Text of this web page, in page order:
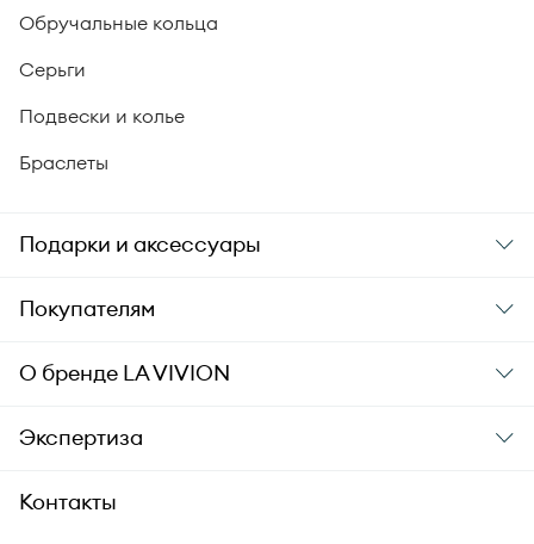
Обручальные кольца
Серьги
Подвески и колье
Браслеты
Подарки и аксессуары
Подарки
Уход за украшениями
Аксессуары
Покупателям
Заказ и оплата
Гарантия подлинности
Комплект документов
О бренде LA VIVION
О компании
Экспертиза
Академия LA VIVION
Контакты